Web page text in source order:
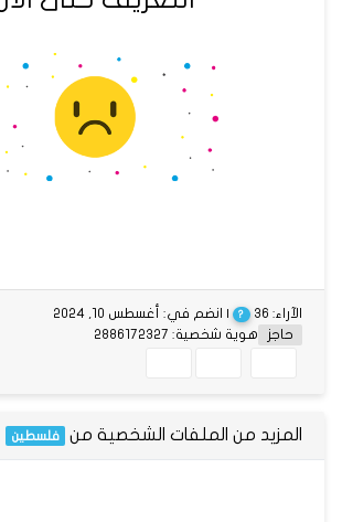
الآراء: 36 ?
| انضم في: أغسطس 10, 2024
هوية شخصية: 2886172327
حاجز
المزيد من الملفات الشخصية من فلسطين